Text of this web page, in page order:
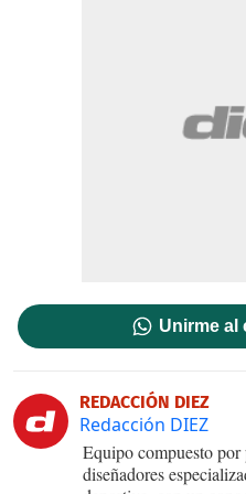
Unirme al
REDACCIÓN DIEZ
Redacción DIEZ
Equipo compuesto
diseñadores